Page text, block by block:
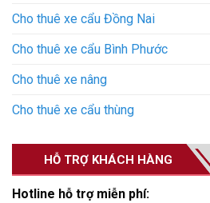
Cho thuê xe cẩu Đồng Nai
Cho thuê xe cẩu Bình Phước
Cho thuê xe nâng
Cho thuê xe cẩu thùng
HỖ TRỢ KHÁCH HÀNG
Hotline hỗ trợ miễn phí: